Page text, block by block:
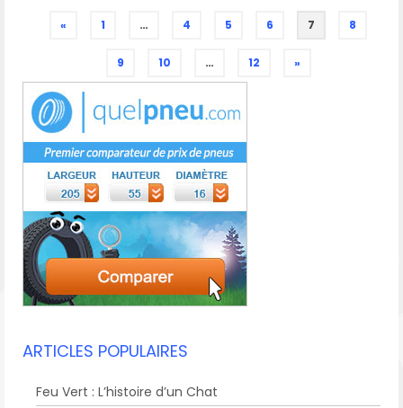
« 1 … 4 5 6 7 8
9 10 … 12 »
ARTICLES POPULAIRES
Feu Vert : L’histoire d’un Chat